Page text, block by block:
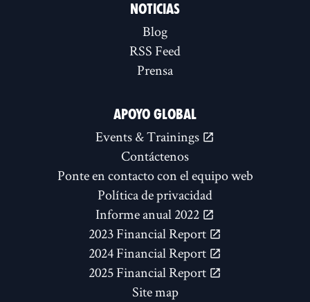
NOTICIAS
Blog
RSS Feed
Prensa
APOYO GLOBAL
Events & Trainings
Contáctenos
Ponte en contacto con el equipo web
Política de privacidad
Informe anual 2022
2023 Financial Report
2024 Financial Report
2025 Financial Report
Site map